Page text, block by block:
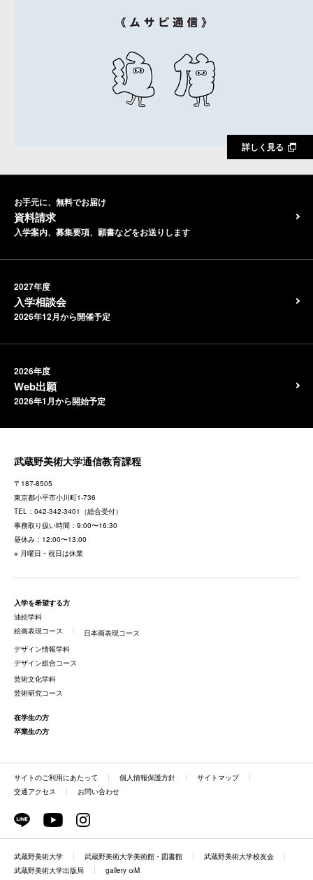
詳しく見る
お手元に、無料でお届け
資料請求
入学案内、募集要項、願書などをお送りします
2027年度
入学相談会
2026年12月から開催予定
2026年度
Web出願
2026年1月から開始予定
武蔵野美術大学通信教育課程
〒187-8505
東京都小平市小川町1-736
TEL： 042-342-3401 （総合受付）
事務取り扱い時間：9:00〜16:30
昼休み：12:00〜13:00
※ 月曜日・祝日は休業
入学を希望する方
油絵学科
絵画表現コース
日本画表現コース
デザイン情報学科
デザイン総合コース
芸術文化学科
芸術研究コース
在学生の方
卒業生の方
サイトのご利用にあたって 個人情報保護方針
サイトマップ
交通アクセス
お問い合わせ
武蔵野美術大学 武蔵野美術大学美術館・図書館
武蔵野美術大学校友会
武蔵野美術大学出版局
gallery αM